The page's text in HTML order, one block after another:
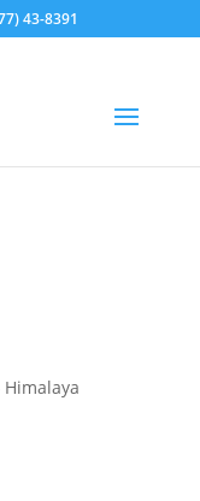
43-8391
Himalaya